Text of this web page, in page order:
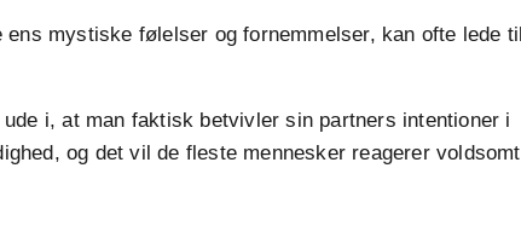
mystiske følelser og fornemmelser, kan ofte lede til
i, at man faktisk betvivler sin partners intentioner i
og det vil de fleste mennesker reagerer voldsomt